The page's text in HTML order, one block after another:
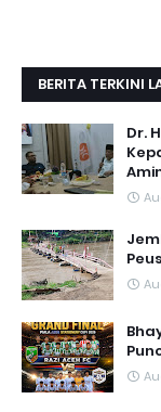
BERITA TERKINI
Dr.